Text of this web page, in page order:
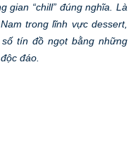
gian “chill” đúng nghĩa. Là
trong lĩnh vực dessert,
tín đồ ngọt bằng những
đáo.